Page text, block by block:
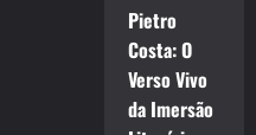
Pietro
Costa: O
Verso Vivo
da Imersão